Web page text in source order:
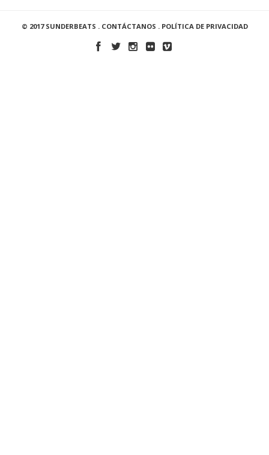
© 2017 SUNDERBEATS . CONTÁCTANOS . POLÍTICA DE PRIVACIDAD